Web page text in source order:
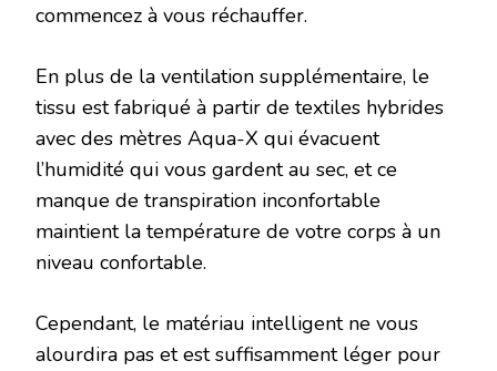
commencez à vous réchauffer.
En plus de la ventilation supplémentaire, le
tissu est fabriqué à partir de textiles hybrides
avec des mètres Aqua-X qui évacuent
l’humidité qui vous gardent au sec, et ce
manque de transpiration inconfortable
maintient la température de votre corps à un
niveau confortable.
Cependant, le matériau intelligent ne vous
alourdira pas et est suffisamment léger pour